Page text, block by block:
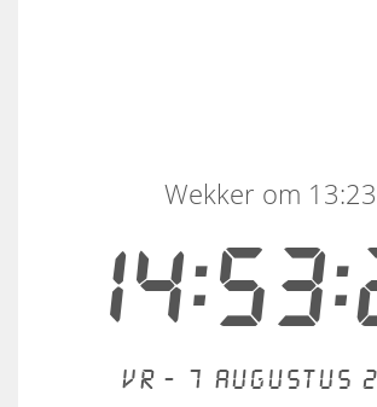
Wekker om 13:23
Vr - 7 augustus